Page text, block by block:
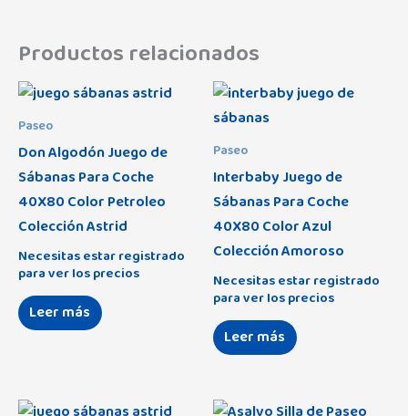
Productos relacionados
Paseo
Don Algodón Juego de
Sábanas Para Coche
40X80 Color Petroleo
Colección Astrid
Necesitas estar registrado
para ver los precios
Leer más
Paseo
Interbaby Juego de
Sábanas Para Coche
40X80 Color Azul
Colección Amoroso
Necesitas estar registrado
para ver los precios
Leer más